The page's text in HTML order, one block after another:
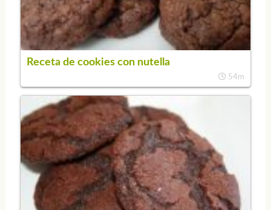
Receta de cookies con nutella
54m